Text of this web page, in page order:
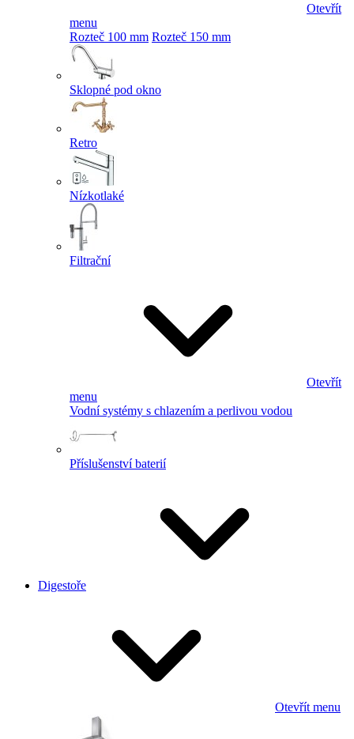
Otevřít
menu
Rozteč 100 mm Rozteč 150 mm
Sklopné pod okno
Retro
Nízkotlaké
Filtrační
Otevřít
menu
Vodní systémy s chlazením a perlivou vodou
Příslušenství baterií
Digestoře
Otevřít menu